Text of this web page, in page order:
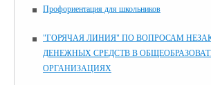
Профориентация для школьников
"ГОРЯЧАЯ ЛИНИЯ" ПО ВОПРОСАМ
ДЕНЕЖНЫХ СРЕДСТВ В
ОРГАНИЗАЦИЯХ